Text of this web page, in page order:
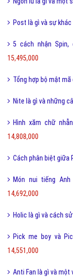
Post là gì và sự
5 cách nhận Spin,
15,495,000
Tổng hợp bộ mật
Nite là gì và những
Hình xăm chữ
14,808,000
Cách phân biệt giữa
Món nui tiếng
14,692,000
Holic là gì và cách
Pick me boy và
14,551,000
Anti Fan là gì và một